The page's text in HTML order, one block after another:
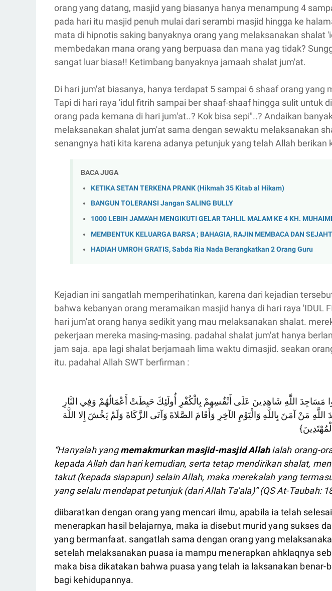
orang yang datang, masjid yang biasanya hanya menampung 4
pada hari itu masjid penuh mulai dari serambi masjid hingga ke
mata di hipnotis saking banyaknya orang yang melaksanakan shalat
membedakan mana orang yang berpuasa dan mana yag tidak?
sangat luar biasa!! Ketimbang banyaknya jamaah shalat jum'at.
Di hari jum'at biasanya, hanya terdapat 5 sampai 6 shaaf orang yang
Tapi di hari raya 'idul fitrih sampai ber shaaf-shaaf hingga sulit untuk
orang pada kemana di hari jum'at..? Kok bisa sepi"..? Andaikan
melaksanakan shalat jum'at sama dengan sewaktu melaksanakan
senangnya hati kita karena adanya petunjuk yang telah Allah berikan
BACA JUGA
KETIKA SETAN TERKENA PRANK (Hikmah 35 Kitab al Hikam)
BANGUN TOLERANSI Jangan SALING BULLY
1000 LEBIH JAMA'AH MENGIKUTI GELAR TAHLIL MALAM KE 4 KH.
MEMBENTUK KELUARGA BARSA ; BAHAGIA, RAJIN MEMBACA DAN
HADIAH UMROH GRATIS, Sabda Ria Nada Berangkatkan 2 Orang Guru
Kejadian ini sangatlah memperihatinkan, karena dari kejadian
bahwa kebanyan orang meramaikan masjid hanya di hari raya 'IDUL
hari jum'at orang hanya sedikit yang mau melaksanakan shalat.
pekerjaan mereka masing-masing. padahal shalat jum'at hanya
jam saja. apa lagi shalat berjamaah lima waktu dimasjid. seakan
itu. padahal Allah SWT berfirman :
مَسَاجِدَ اللَّهِ شَاهِدِينَ عَلَى أَنْفُسِهِمْ بِالْكُفْرِ أُولَئِكَ حَبِطَتْ أَعْمَالُهُمْ وَفِي النَّارِ
مَنْ آمَنَ بِاللَّهِ وَالْيَوْمِ الآخِرِ وَأَقَامَ الصَّلاةَ وَآتَى الزَّكَاةَ وَلَمْ يَخْشَ إِلا اللَّهَ
“Hanyalah yangmemakmurkan masjid-masjid Allahialah orang-
kepada Allah dan hari kemudian, serta tetap mendirikan shalat,
takut (kepada siapapun) selain Allah, maka merekalah yang
yang selalu mendapat petunjuk (dari Allah Ta’ala)” (QS At-Taubah:
diibaratkan dengan orang yang mencari ilmu, apabila ia telah
menerapkan hasil belajarnya, maka ia disebut murid yang sukses
yang bermanfaat. sangatlah sama dengan orang yang
setelah melaksanakan puasa ia mampu menerapkan ahklaqnya
maka bisa dikatakan bahwa puasa yang telah ia laksanakan benar-
bagi kehidupannya.